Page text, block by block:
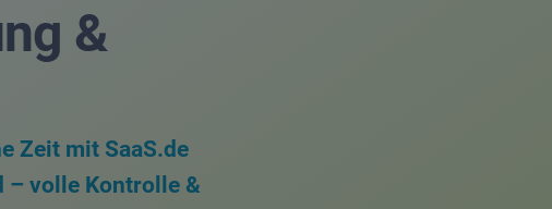
&
Zeit mit SaaS.de
– volle Kontrolle &